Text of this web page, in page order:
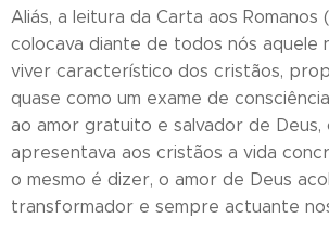
Aliás, a leitura da Carta aos Romanos
colocava diante de todos nós aquele
viver característico dos cristãos,
quase como um exame de
ao amor gratuito e salvador de
apresentava aos cristãos a vida
o mesmo é dizer, o amor de Deus
transformador e sempre actuante